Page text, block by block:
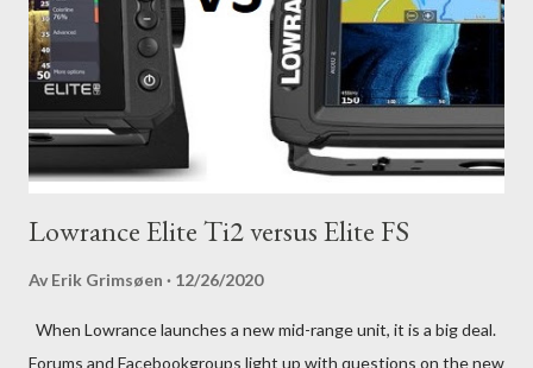
Lowrance Elite Ti2 versus Elite FS
Av Erik Grimsøen 12/26/2020
When Lowrance launches a new mid-range unit, it is a big deal.
Forums and Facebookgroups light up with questions on the new